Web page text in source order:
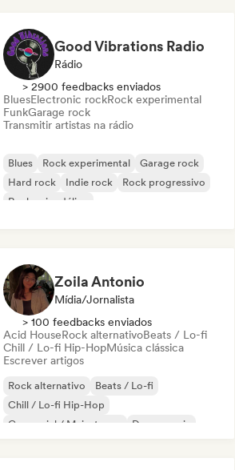
Good Vibrations Radio
Rádio
> 2900 feedbacks enviados
BluesElectronic rockRock experimental
FunkGarage rock
Transmitir artistas na rádio
Blues Rock experimental
Garage rock
Hard rock
Indie rock
Rock progressivo
Rock psicodélico
Zoila Antonio
Mídia/Jornalista
> 100 feedbacks enviados
Acid HouseRock alternativoBeats / Lo-fi
Chill / Lo-fi Hip-HopMúsica clássica
Escrever artigos
Rock alternativo
Beats / Lo-fi
Chill / Lo-fi Hip-Hop
Comercial / Mainstream
Dance music